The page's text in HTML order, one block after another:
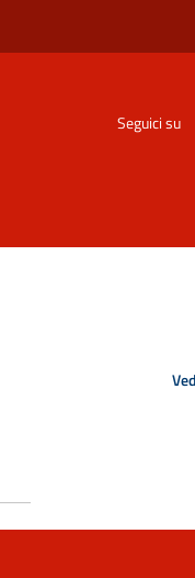
Seguici su